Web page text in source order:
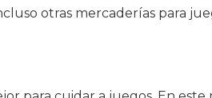
otras mercaderías para